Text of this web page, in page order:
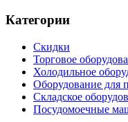
Категории
Скидки
Торговое
Холодильное
Оборудование для
Складское
Посудомоечные